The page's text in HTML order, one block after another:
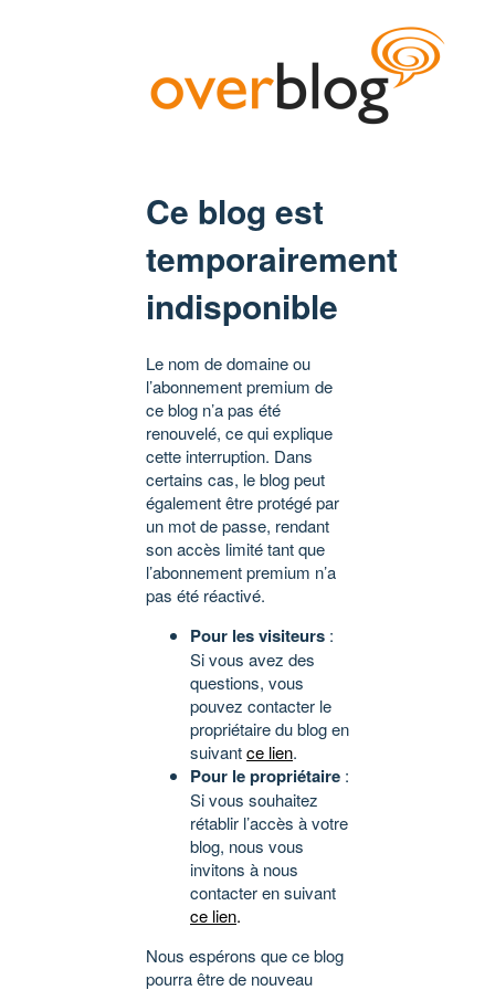
Ce blog est
temporairement
indisponible
Le nom de domaine ou
l’abonnement premium de
ce blog n’a pas été
renouvelé, ce qui explique
cette interruption. Dans
certains cas, le blog peut
également être protégé par
un mot de passe, rendant
son accès limité tant que
l’abonnement premium n’a
pas été réactivé.
Pour les visiteurs :
Si vous avez des
questions, vous
pouvez contacter le
propriétaire du blog en
suivantce lien.
Pour le propriétaire :
Si vous souhaitez
rétablir l’accès à votre
blog, nous vous
invitons à nous
contacter en suivant
ce lien.
Nous espérons que ce blog
pourra être de nouveau